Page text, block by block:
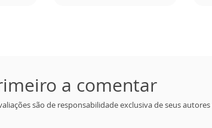
a comentar
são de responsabilidade exclusiva de seus